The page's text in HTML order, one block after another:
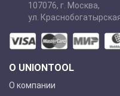
107076, г. Москва,
ул.
О UNIONTOOL
О компании